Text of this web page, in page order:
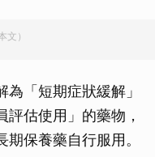
文）
「短期症狀緩解」
估使用」的藥物，
保養藥自行服用。